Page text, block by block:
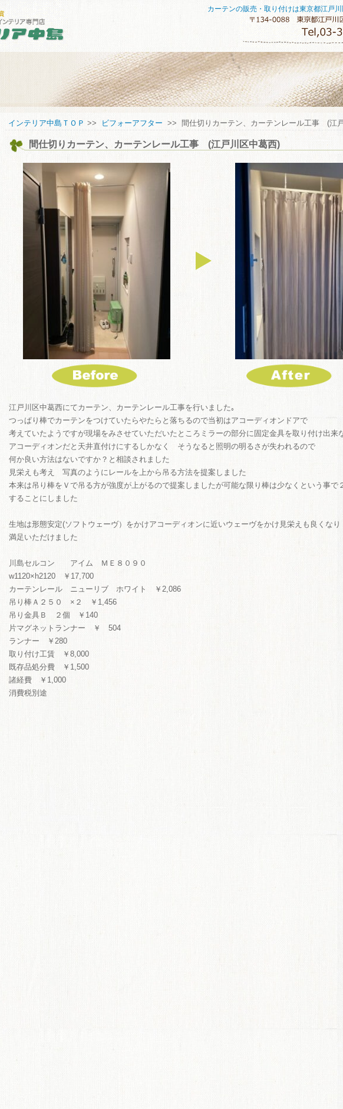
カーテンの販売・取り付けは東京都江戸
アクセスマップ
安心してご購入していただくために
お問い合わせ
インテリア中島ＴＯＰ >> ビフォーアフター >> 間仕切りカーテン、カーテンレール工事 (江
間仕切りカーテン、カーテンレール工事 (江戸川区中葛西)
江戸川区中葛西にてカーテン、カーテンレール工事を行いました｡
つっぱり棒でカーテンをつけていたらやたらと落ちるので当初はアコーディオンドアで
考えていたようですが現場をみさせていただいたところミラーの部分に固定金具を取り付け出来
アコーディオンだと天井直付けにするしかなく そうなると照明の明るさが失われるので
何か良い方法はないですか？と相談されました
見栄えも考え 写真のようにレールを上から吊る方法を提案しました
本来は吊り棒をＶで吊る方が強度が上がるので提案しましたが可能な限り棒は少なくという事で
することにしました
生地は形態安定(ソフトウェーヴ）をかけアコーディオンに近いウェーヴをかけ見栄えも良くなり
満足いただけました
川島セルコン アイム ＭＥ８０９０
w1120×h2120 ￥17,700
カーテンレール ニューリブ ホワイト ￥2,086
吊り棒Ａ２５０ ×２ ￥1,456
吊り金具Ｂ ２個 ￥140
片マグネットランナー ￥ 504
ランナー ￥280
取り付け工賃 ￥8,000
既存品処分費 ￥1,500
諸経費 ￥1,000
消費税別途